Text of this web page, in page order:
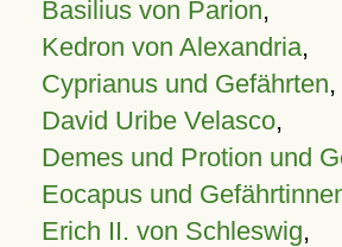
Basilius von Parion,
Kedron von Alexandria,
Cyprianus und Gefährten,
David Uribe Velasco,
Demes und Protion und
Eocapus und
Erich II. von Schleswig,